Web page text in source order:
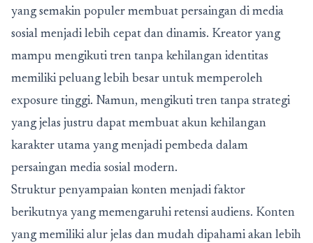
yang semakin populer membuat persaingan di media
sosial menjadi lebih cepat dan dinamis. Kreator yang
mampu mengikuti tren tanpa kehilangan identitas
memiliki peluang lebih besar untuk memperoleh
exposure tinggi. Namun, mengikuti tren tanpa strategi
yang jelas justru dapat membuat akun kehilangan
karakter utama yang menjadi pembeda dalam
persaingan media sosial modern.
Struktur penyampaian konten menjadi faktor
berikutnya yang memengaruhi retensi audiens. Konten
yang memiliki alur jelas dan mudah dipahami akan lebih